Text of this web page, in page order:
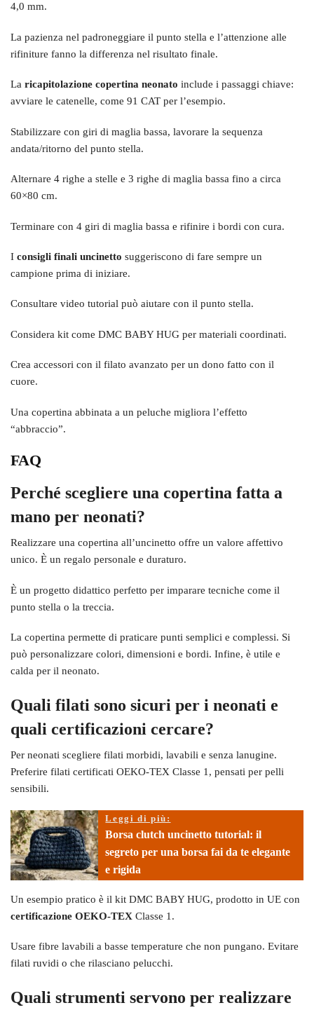
4,0 mm.
La pazienza nel padroneggiare il punto stella e l’attenzione alle
rifiniture fanno la differenza nel risultato finale.
La ricapitolazione copertina neonato include i passaggi chiave:
avviare le catenelle, come 91 CAT per l’esempio.
Stabilizzare con giri di maglia bassa, lavorare la sequenza
andata/ritorno del punto stella.
Alternare 4 righe a stelle e 3 righe di maglia bassa fino a circa
60×80 cm.
Terminare con 4 giri di maglia bassa e rifinire i bordi con cura.
I consigli finali uncinetto suggeriscono di fare sempre un
campione prima di iniziare.
Consultare video tutorial può aiutare con il punto stella.
Considera kit come DMC BABY HUG per materiali coordinati.
Crea accessori con il filato avanzato per un dono fatto con il
cuore.
Una copertina abbinata a un peluche migliora l’effetto
“abbraccio”.
FAQ
Perché scegliere una copertina fatta a
mano per neonati?
Realizzare una copertina all’uncinetto offre un valore affettivo
unico. È un regalo personale e duraturo.
È un progetto didattico perfetto per imparare tecniche come il
punto stella o la treccia.
La copertina permette di praticare punti semplici e complessi. Si
può personalizzare colori, dimensioni e bordi. Infine, è utile e
calda per il neonato.
Quali filati sono sicuri per i neonati e
quali certificazioni cercare?
Per neonati scegliere filati morbidi, lavabili e senza lanugine.
Preferire filati certificati OEKO-TEX Classe 1, pensati per pelli
sensibili.
Leggi di più:
Borsa clutch uncinetto tutorial: il
segreto per una borsa fai da te elegante
e rigida
Un esempio pratico è il kit DMC BABY HUG, prodotto in UE con
certificazione OEKO-TEX Classe 1.
Usare fibre lavabili a basse temperature che non pungano. Evitare
filati ruvidi o che rilasciano pelucchi.
Quali strumenti servono per realizzare